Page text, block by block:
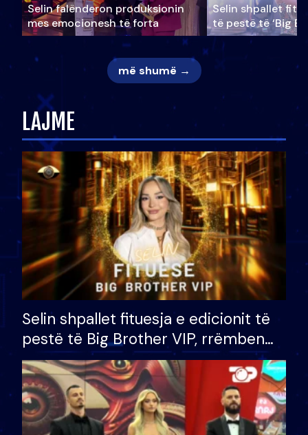
Selin falënderon produksionin
mes emocionesh të forta
Selin shpallet
të pestë të ‘Big
më shumë →
LAJME
Selin shpallet fituesja e edicionit të
pestë të Big Brother VIP, rrëmben
çmimin e madh prej 100 mijë eurosh